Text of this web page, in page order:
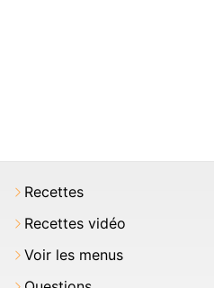
Recettes
Recettes vidéo
Voir les menus